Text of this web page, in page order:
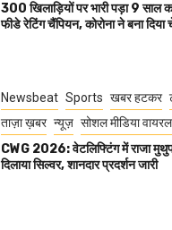
300 खिलाड़ियों पर भारी पड़ा 9 साल
फीडे रेटिंग चैंपियन, कोरोना ने बना
Newsbeat Sports खबर हटकर
ताज़ा ख़बर न्यूज़ सोशल मीडिया वायरल
CWG 2026: वेटलिफ्टिंग में राजा
दिलाया सिल्वर, शानदार प्रदर्शन जारी